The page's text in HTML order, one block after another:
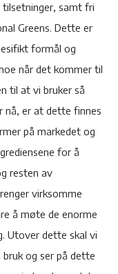
tilsetninger, samt fri
Greens. Dette er
formål og
når det kommer til
til at vi bruker så
nå, er at dette finnes
på markedet og
for å
resten av
virksomme
å møte de enorme
Utover dette skal vi
og ser på dette